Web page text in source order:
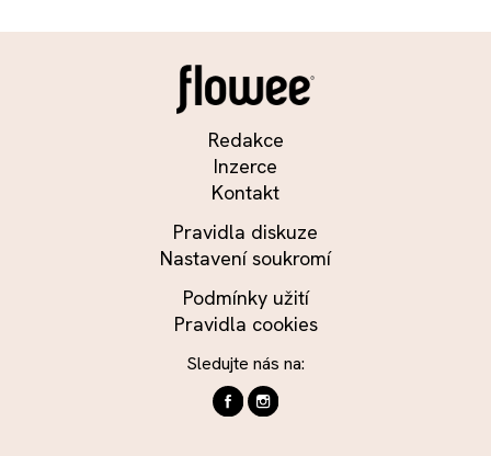
Redakce
Inzerce
Kontakt
Pravidla diskuze
Nastavení soukromí
Podmínky užití
Pravidla cookies
Sledujte nás na: